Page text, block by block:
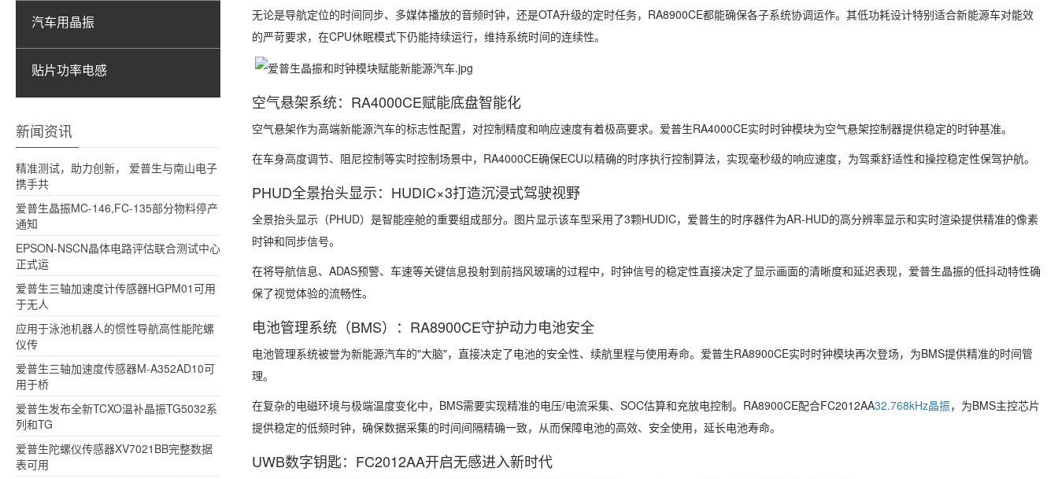
汽车用晶振
贴片功率电感
新闻资讯
精准测试，助力创新， 爱普生与南山电子
携手共
爱普生晶振MC-146,FC-135部分物料停产
通知
EPSON-NSCN晶体电路评估联合测试中心
正式运
爱普生三轴加速度计传感器HGPM01可用
于无人
应用于泳池机器人的惯性导航高性能陀螺
仪传
爱普生三轴加速度传感器M-A352AD10可
用于桥
爱普生发布全新TCXO温补晶振TG5032系
列和TG
爱普生陀螺仪传感器XV7021BB完整数据
表可用
无论是导航定位的时间同步、多媒体播放的音频时钟，还是OTA升级的定时任务，RA8900CE都能确保各子系统协调运作。其低功耗设计特别适合新能源车对能效
的严苛要求，在CPU休眠模式下仍能持续运行，维持系统时间的连续性。
空气悬架系统：RA4000CE赋能底盘智能化
空气悬架作为高端新能源汽车的标志性配置，对控制精度和响应速度有着极高要求。爱普生RA4000CE实时时钟模块为空气悬架控制器提供稳定的时钟基准。
在车身高度调节、阻尼控制等实时控制场景中，RA4000CE确保ECU以精确的时序执行控制算法，实现毫秒级的响应速度，为驾乘舒适性和操控稳定性保驾护航。
PHUD全景抬头显示：HUDIC×3打造沉浸式驾驶视野
全景抬头显示（PHUD）是智能座舱的重要组成部分。图片显示该车型采用了3颗HUDIC，爱普生的时序器件为AR-HUD的高分辨率显示和实时渲染提供精准的像素
时钟和同步信号。
在将导航信息、ADAS预警、车速等关键信息投射到前挡风玻璃的过程中，时钟信号的稳定性直接决定了显示画面的清晰度和延迟表现，爱普生晶振的低抖动特性确
保了视觉体验的流畅性。
电池管理系统（BMS）：RA8900CE守护动力电池安全
电池管理系统被誉为新能源汽车的"大脑"，直接决定了电池的安全性、续航里程与使用寿命。爱普生RA8900CE实时时钟模块再次登场，为BMS提供精准的时间管
理。
在复杂的电磁环境与极端温度变化中，BMS需要实现精准的电压/电流采集、SOC估算和充放电控制。RA8900CE配合FC2012AA32.768kHz晶振，为BMS主控芯片
提供稳定的低频时钟，确保数据采集的时间间隔精确一致，从而保障电池的高效、安全使用，延长电池寿命。
UWB数字钥匙：FC2012AA开启无感进入新时代